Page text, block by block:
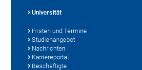
Universität
Fristen und Termine
Studienangebot
Nachrichten
Karriereportal
Beschäftigte